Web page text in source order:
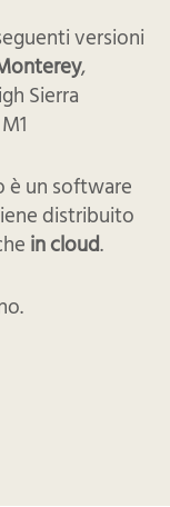
versioni
,
Sierra
è un software
distribuito
in cloud.